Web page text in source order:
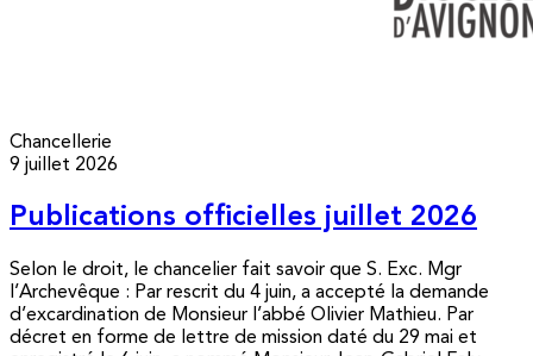
Chancellerie
9 juillet 2026
Publications officielles juillet 2026
Selon le droit, le chancelier fait savoir que S. Exc. Mgr
l’Archevêque : Par rescrit du 4 juin, a accepté la demande
d’excardination de Monsieur l’abbé Olivier Mathieu. Par
décret en forme de lettre de mission daté du 29 mai et